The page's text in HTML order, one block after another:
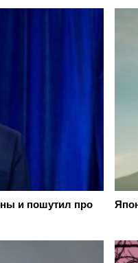
и пошутил про